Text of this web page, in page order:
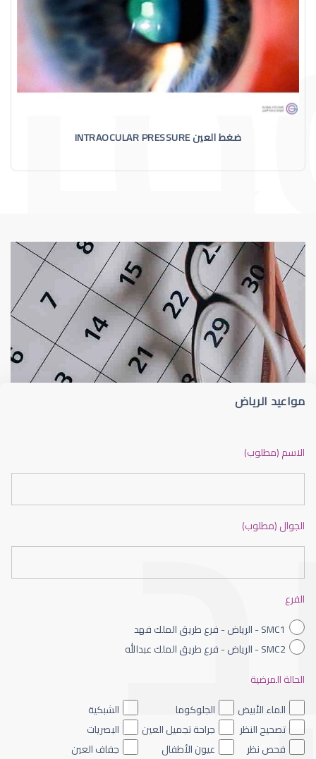
ضغط العين INTRAOCULAR PRESSURE
أسباب الماء الماء الأزرق
الماء الأزرق داخل العين
مواعيد الرياض
الاسم (مطلوب)
الجوال (مطلوب)
الفرع
SMC1 - الرياض - فرع طريق الملك فهد
SMC2 - الرياض - فرع طريق الملك عبدالله
الحالة المرضية
الماء الأبيض
الجلوكوما
الشبكية
تصحيح النظر
جراحة تجميل العين
البصريات
فحص نظر
عيون الأطفال جفاف العين